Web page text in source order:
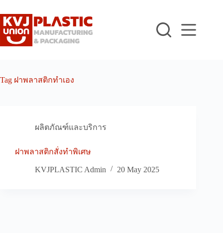
to
content
Tag ฝาพลาสติกทำเอง
ผลิตภัณฑ์และบริการ
ฝาพลาสติกสั่งทำพิเศษ
KVJPLASTIC Admin 20 May 2025